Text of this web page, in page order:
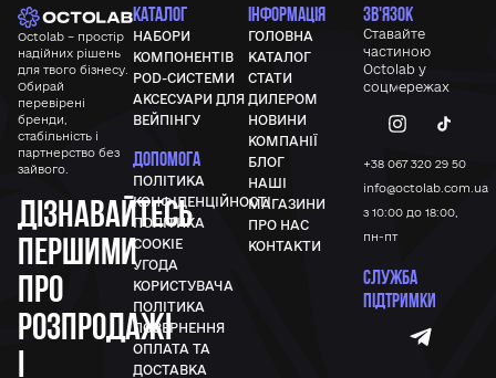
Octolab – простір
надійних рішень
для твого бізнесу.
Обирай
перевірені
бренди,
стабільність і
партнерство без
зайвого.
Дізнавайтесь
першими
про
розпродажі
і
КАТАЛОГ
НАБОРИ
КОМПОНЕНТІВ
POD-СИСТЕМИ
АКСЕСУАРИ ДЛЯ
ВЕЙПІНГУ
ДОПОМОГА
ПОЛІТИКА
КОНФІДЕНЦІЙНОСТІ
ПОЛІТИКА
COOKIE
УГОДА
КОРИСТУВАЧА
ПОЛІТИКА
ПОВЕРНЕННЯ
ОПЛАТА ТА
ДОСТАВКА
ІНФОРМАЦІЯ
ГОЛОВНА
КАТАЛОГ
СТАТИ
ДИЛЕРОМ
НОВИНИ
КОМПАНІЇ
БЛОГ
НАШІ
МАГАЗИНИ
ПРО НАС
КОНТАКТИ
ЗВ'ЯЗОК
Ставайте
частиною
Octolab у
соцмережах
+38 067 320 29 50
info@octolab.com.ua
з 10:00 до 18:00,
пн-пт
СЛУЖБА
ПІДТРИМКИ